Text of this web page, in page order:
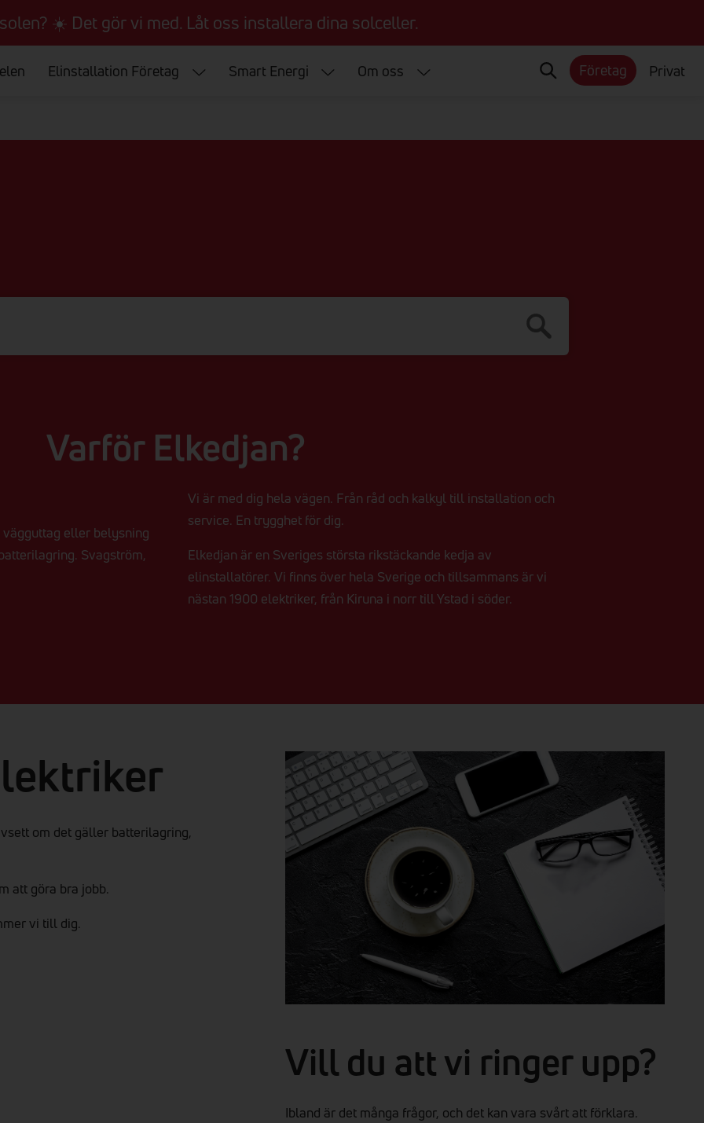
☀️ Det gör vi med. Låt oss installera dina solceller.
Elinstallation Företag Smart Energi Om oss Företag Privat
Varför Elkedjan?
eller belysning
Svagström,
Vi är med dig hela vägen. Från råd och kalkyl till installation och
service. En trygghet för dig.
Elkedjan är en Sveriges största rikstäckande kedja av
elinstallatörer. Vi finns över hela Sverige och tillsammans är vi
nästan 1900 elektriker, från Kiruna i norr till Ystad i söder.
om det gäller batterilagring,
att göra bra jobb.
vi till dig.
Vill du att vi ringer upp?
Ibland är det många frågor, och det kan vara svårt att förklara.